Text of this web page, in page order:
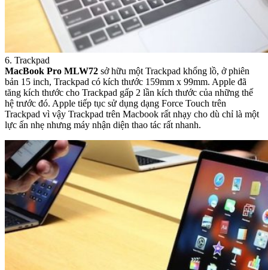
6. Trackpad
MacBook Pro MLW72 sở hữu một Trackpad khổng lồ, ở phiên
bản 15 inch, Trackpad có kích thước 159mm x 99mm. Apple đã
tăng kích thước cho Trackpad gấp 2 lần kích thước của những thế
hệ trước đó. Apple tiếp tục sử dụng dạng Force Touch trên
Trackpad vì vậy Trackpad trên Macbook rất nhạy cho dù chỉ là một
lực ấn nhẹ nhưng máy nhận diện thao tác rất nhanh.